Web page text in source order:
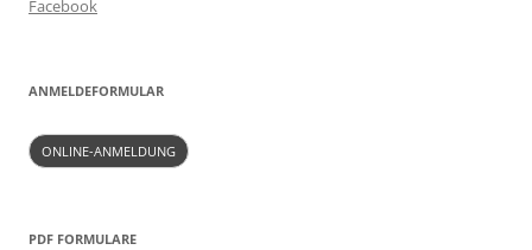
Facebook
ANMELDEFORMULAR
ONLINE-ANMELDUNG
PDF FORMULARE